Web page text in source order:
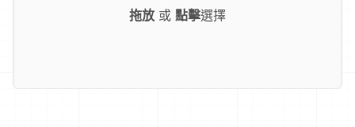
拖放 或 點擊選擇